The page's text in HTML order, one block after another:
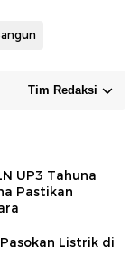
Tim Redaksi
UP3 Tahuna
Pastikan
Listrik di